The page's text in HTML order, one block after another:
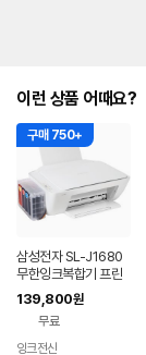
이런 상품 어때요?
구매 750+
삼성전자 SL-J1680
무한잉크복합기 프린
터기 가정용 프린트기
잉크젯 무한리필 컬러
139,800원
무료
잉크전산